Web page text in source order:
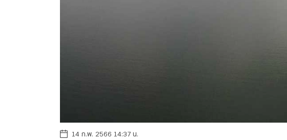
14 ก.พ. 2566 14:37 น.